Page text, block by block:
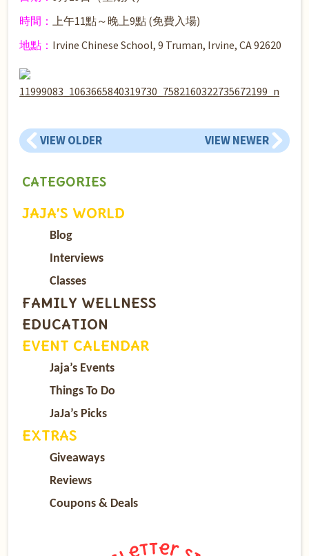
時間：上午11點～晚上9點 (免費入場)
地點： Irvine Chinese School, 9 Truman, Irvine, CA 92620
VIEW OLDER VIEW NEWER
CATEGORIES
JAJA’S WORLD
Blog
Interviews
Classes
FAMILY WELLNESS
EDUCATION
EVENT CALENDAR
Jaja’s Events
Things To Do
JaJa’s Picks
EXTRAS
Giveaways
Reviews
Coupons & Deals